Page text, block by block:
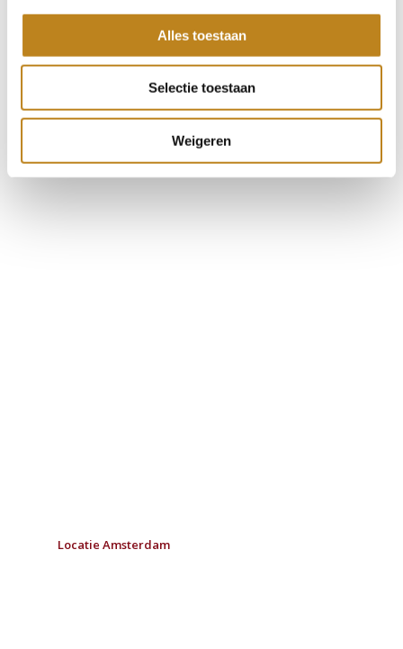
Alles toestaan
Selectie toestaan
Weigeren
Locaties
Locatie Amsterdam